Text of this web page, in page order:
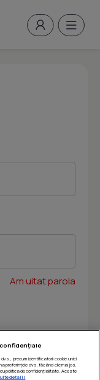
Am uitat parola
confidențiale
precum identificatorii cookie unici
preferințele dvs. făcând clic mai jos,
cu politica de confidențialitate. Aceste
detalii